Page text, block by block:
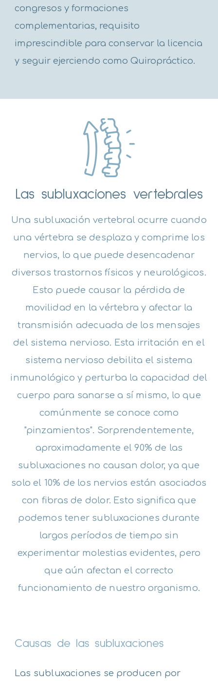
congresos y formaciones
complementarias, requisito
imprescindible para conservar la licencia
y seguir ejerciendo como Quiropráctico.
Las subluxaciones vertebrales
Una subluxación vertebral ocurre cuando
una vértebra se desplaza y comprime los
nervios, lo que puede desencadenar
diversos trastornos físicos y neurológicos.
Esto puede causar la pérdida de
movilidad en la vértebra y afectar la
transmisión adecuada de los mensajes
del sistema nervioso. Esta irritación en el
sistema nervioso debilita el sistema
inmunológico y perturba la capacidad del
cuerpo para sanarse a sí mismo, lo que
comúnmente se conoce como
"pinzamientos". Sorprendentemente,
aproximadamente el 90% de las
subluxaciones no causan dolor, ya que
solo el 10% de los nervios están asociados
con fibras de dolor. Esto significa que
podemos tener subluxaciones durante
largos períodos de tiempo sin
experimentar molestias evidentes, pero
que aún afectan el correcto
funcionamiento de nuestro organismo.
Causas de las subluxaciones
Las subluxaciones se producen por